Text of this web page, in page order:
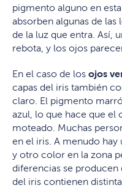
pigmento alguno en
absorben algunas de las
de la luz que entra. Así,
rebota, y los ojos
En el caso de los ojos
capas del iris también
claro. El pigmento
azul, lo que hace que el
moteado. Muchas
en el iris. A menudo
y otro color en la zona
diferencias se producen
del iris contienen